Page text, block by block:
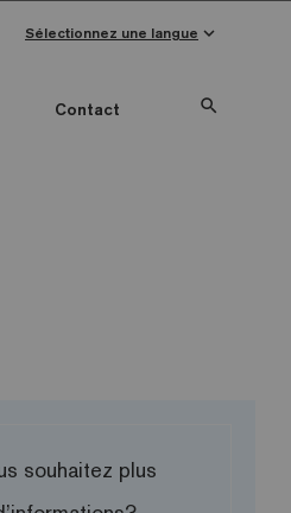
Contact search
Sélectionnez une langue keyboard_arrow_down
souhaitez plus